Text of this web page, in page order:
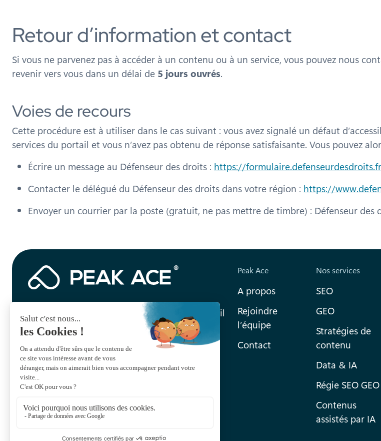
Retour d’information et contact
Si vous ne parvenez pas à accéder à un contenu ou à un service, vous pouvez nous
revenir vers vous dans un délai de 5 jours ouvrés.
Voies de recours
Cette procédure est à utiliser dans le cas suivant : vous avez signalé un défaut
services du portail et vous n’avez pas obtenu de réponse satisfaisante. Vous pouvez
Écrire un message au Défenseur des droits : https://formulaire.defenseurdesdroits.fr
Contacter le délégué du Défenseur des droits dans votre région : https://
Envoyer un courrier par la poste (gratuit, ne pas mettre de timbre) : Défenseur des
Recevez notre newsletter mensuelle par e-mail
Abonnez-vous à la newsletter
Peak Ace
A propos
Rejoindre
l’équipe
Contact
Nos services
SEO
GEO
Stratégies de
contenu
Data & IA
Régie SEO GEO
Contenus
assistés par IA